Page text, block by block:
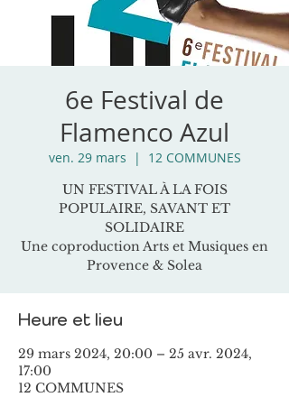
6e Festival de
Flamenco Azul
ven. 29 mars
  |
12 COMMUNES
UN FESTIVAL À LA FOIS
POPULAIRE, SAVANT ET
SOLIDAIRE
Une coproduction Arts et Musiques en
Provence & Solea
Heure et lieu
29 mars 2024, 20:00 – 25 avr. 2024,
17:00
12 COMMUNES